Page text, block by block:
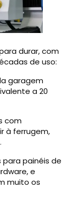
durar, com
de uso:
garagem
a 20
com
à ferrugem,
painéis de
e
muito os